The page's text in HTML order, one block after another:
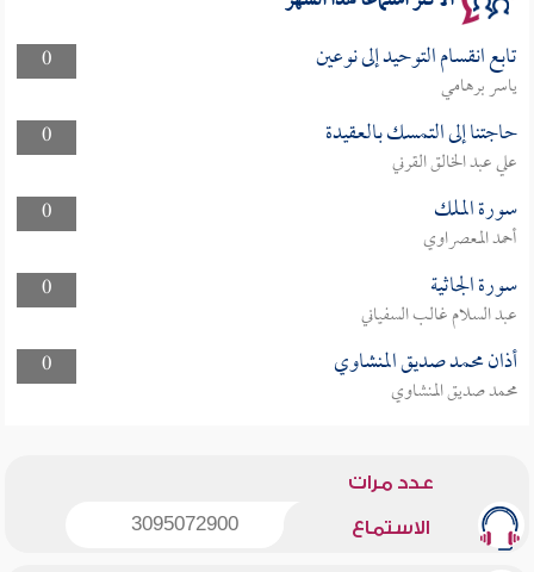
0 تابع انقسام التوحيد إلى نوعين
ياسر برهامي
0
حاجتنا إلى التمسك بالعقيدة
علي عبد الخالق القرني
0
سورة الملك
أحمد المعصراوي
0
سورة الجاثية
عبد السلام غالب السفياني
0
أذان محمد صديق المنشاوي
محمد صديق المنشاوي
عدد مرات
الاستماع 3095072900